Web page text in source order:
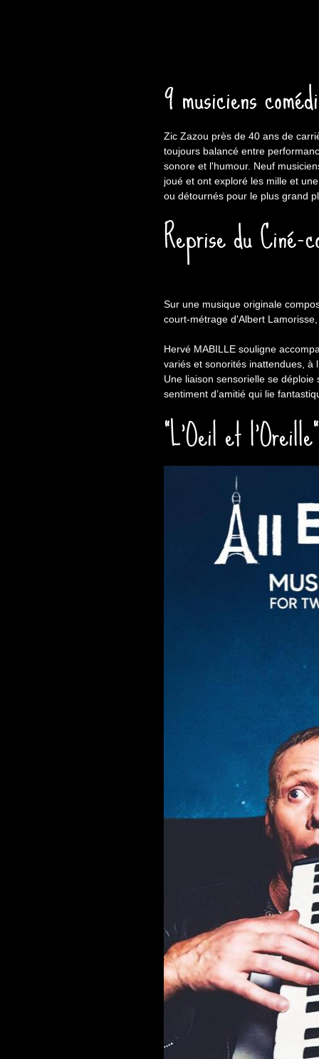
9 musiciens
Zic Zazou près de 40 ans de
toujours balancé entre
sonore et l'humour. Neuf
joué et ont exploré les mille et
ou détournés pour le plus grand
Reprise du Ciné-
Sur une musique originale
court-métrage d'Albert
Hervé MABILLE souligne
variés et sonorités inattendues, à
Une liaison sensorielle se
sentiment d’amitié qui lie
"L'Oeil et